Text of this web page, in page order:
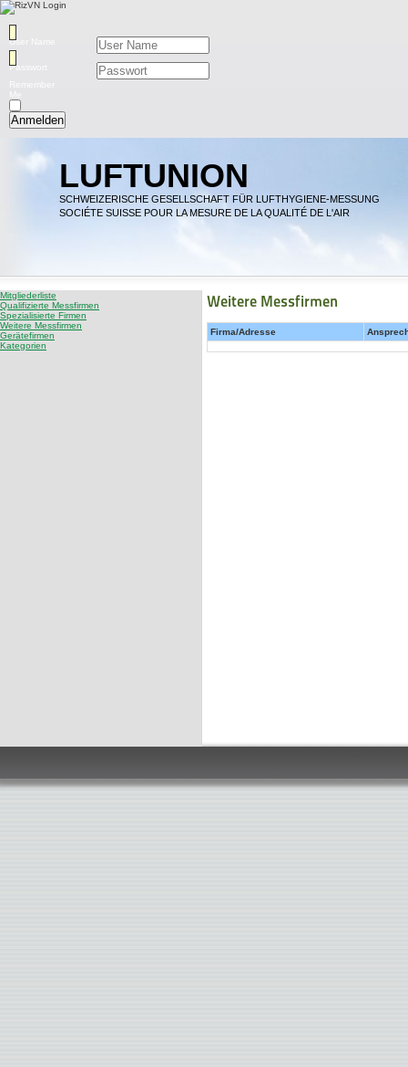
User Name
Passwort
Remember
Me
Anmelden
LUFTUNION
SCHWEIZERISCHE GESELLSCHAFT FÜR LUFTHYGIENE-MESSUNG
SOCIÉTE SUISSE POUR LA MESURE DE LA QUALITÉ DE L'AIR
Mitgliederliste
Qualifizierte Messfirmen
Spezialisierte Firmen
Weitere Messfirmen
Gerätefirmen
Kategorien
Weitere Messfirmen
Firma/Adresse